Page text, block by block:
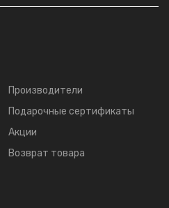
Производители
Подарочные сертификаты
Акции
Возврат товара